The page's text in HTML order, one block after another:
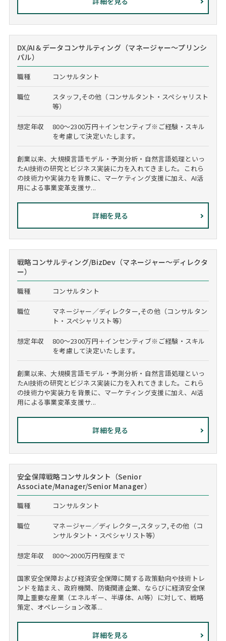
DX/AI＆データコンサルティング（マネージャー～プリンシ
パル）
職種 コンサルタント
職位
スタッフ,その他（コンサルタント・スペシャリスト
等）
想定年収
800～2300万円＋インセンティブ※ご経験・スキル
を考慮して決定いたします。
創業以来、大規模言語モデル・予測分析・自然言語処理といっ
たAI技術の研究とビジネス実装に力を入れてきました。これら
の技術力や実装力を背景に、マーケティング支援に加え、AI活
用による事業変革支援サ...
詳細を見る
戦略コンサルティング/BizDev（マネージャー～ディレクタ
ー）
職種 コンサルタント
職位
マネージャー／ディレクター,その他（コンサルタン
ト・スペシャリスト等）
想定年収
800～2300万円＋インセンティブ※ご経験・スキル
を考慮して決定いたします。
創業以来、大規模言語モデル・予測分析・自然言語処理といっ
たAI技術の研究とビジネス実装に力を入れてきました。これら
の技術力や実装力を背景に、マーケティング支援に加え、AI活
用による事業変革支援サ...
詳細を見る
安全保障戦略コンサルタント（Senior
Associate/Manager/Senior Manager）
職種 コンサルタント
職位
マネージャー／ディレクター,スタッフ,その他（コ
ンサルタント・スペシャリスト等）
想定年収 800～2000万円程度まで
国家安全保障および経済安全保障に関する政策動向や技術トレ
ンドを踏まえ、政府機関、防衛関連企業、ならびに経済安全保
障上重要な産業（エネルギー、半導体、AI等）に対して、戦略
策定、オペレーション改革...
詳細を見る